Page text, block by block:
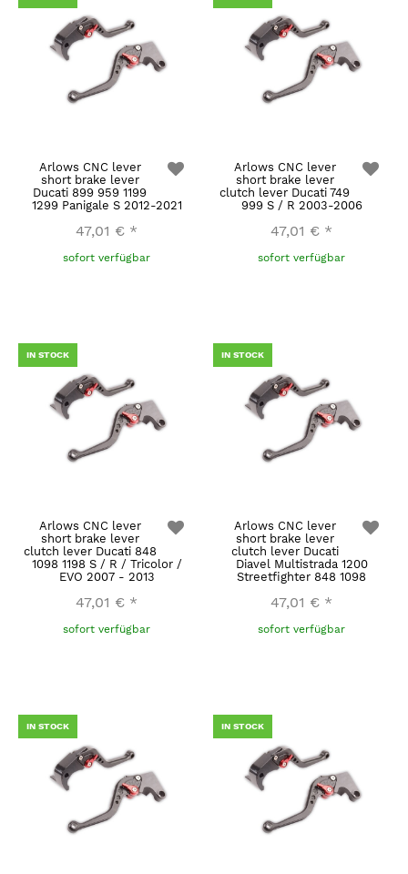
Arlows CNC lever
short brake lever
Ducati 899 959 1199
1299 Panigale S 2012-2021
47,01 € *
sofort verfügbar
Arlows CNC lever
short brake lever
clutch lever Ducati 749
999 S / R 2003-2006
47,01 € *
sofort verfügbar
IN STOCK
Arlows CNC lever
short brake lever
clutch lever Ducati 848
1098 1198 S / R / Tricolor /
EVO 2007 - 2013
47,01 € *
sofort verfügbar
IN STOCK
Arlows CNC lever
short brake lever
clutch lever Ducati
Diavel Multistrada 1200
Streetfighter 848 1098
47,01 € *
sofort verfügbar
IN STOCK IN STOCK